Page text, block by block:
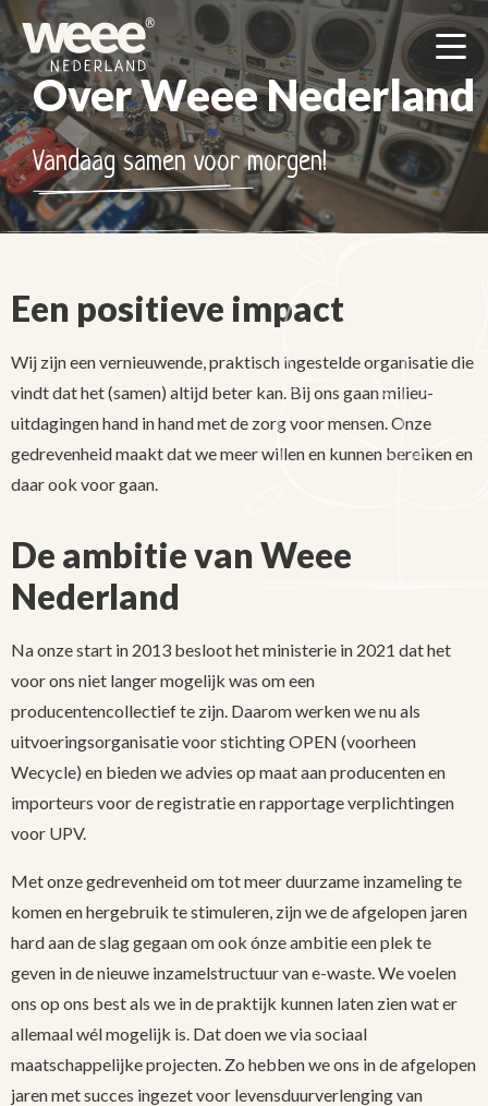
Over Weee Nederland
Vandaag samen voor morgen!
Een positieve impact
Wij zijn een vernieuwende, praktisch ingestelde organisatie die
vindt dat het (samen) altijd beter kan. Bij ons gaan milieu-
uitdagingen hand in hand met de zorg voor mensen. Onze
gedrevenheid maakt dat we meer willen en kunnen bereiken en
daar ook voor gaan.
De ambitie van Weee
Nederland
Na onze start in 2013 besloot het ministerie in 2021 dat het
voor ons niet langer mogelijk was om een
producentencollectief te zijn. Daarom werken we nu als
uitvoeringsorganisatie voor stichting OPEN (voorheen
Wecycle) en bieden we advies op maat aan producenten en
importeurs voor de registratie en rapportage verplichtingen
voor UPV.
Met onze gedrevenheid om tot meer duurzame inzameling te
komen en hergebruik te stimuleren, zijn we de afgelopen jaren
hard aan de slag gegaan om ook ónze ambitie een plek te
geven in de nieuwe inzamelstructuur van e-waste. We voelen
ons op ons best als we in de praktijk kunnen laten zien wat er
allemaal wél mogelijk is. Dat doen we via sociaal
maatschappelijke projecten. Zo hebben we ons in de afgelopen
jaren met succes ingezet voor levensduurverlenging van